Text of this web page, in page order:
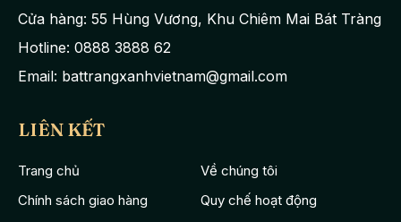
Cửa hàng: 55 Hùng Vương, Khu Chiêm Mai Bát Tràng
Hotline: 0888 3888 62
Email: battrangxanhvietnam@gmail.com
LIÊN KẾT
Trang chủ
Về chúng tôi
Chính sách giao hàng
Quy chế hoạt động